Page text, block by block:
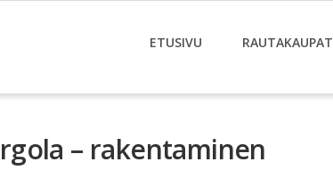
ETUSIVU RAUTAKAUPAT
– rakentaminen